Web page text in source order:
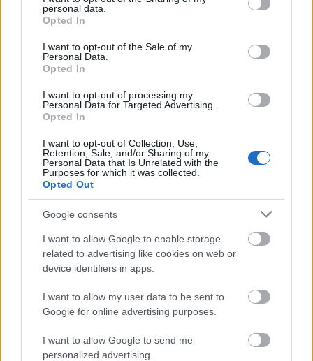
grant or deny consent to Google and its third-party tags to
use your data for below specified purposes in below Google
consent section.
personal data.
Opted In
I want to opt-out of the Sale of my
Personal Data.
Opted In
I want to opt-out of processing my
Personal Data for Targeted Advertising.
Opted In
I want to opt-out of Collection, Use,
Retention, Sale, and/or Sharing of my
Personal Data that Is Unrelated with the
Purposes for which it was collected.
Opted Out
Google consents
I want to allow Google to enable storage
related to advertising like cookies on web or
device identifiers in apps.
I want to allow my user data to be sent to
Google for online advertising purposes.
I want to allow Google to send me
personalized advertising.
Egyelőre még csak angol nyelven szerezheted be ezt a
szuper olvasmányt, rendeld meg az amazon.com-ról.